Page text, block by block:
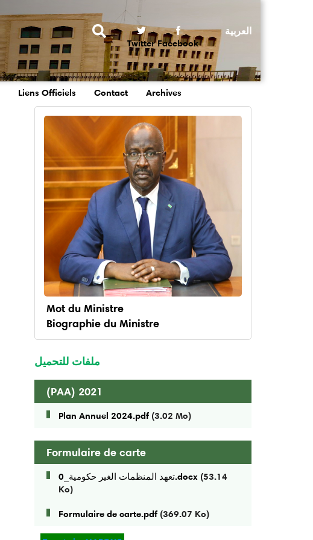
Rechercher
Twitter Facebook
Liens Officiels Contact Archives
menu
ministre
Mot du Ministre
Biographie du Ministre
ملفات للتحميل
(PAA) 2021
Plan Annuel 2024.pdf (3.02 Mo)
Formulaire de carte
تعهد المنظمات الغير حكومية_0.docx (53.14
Ko)
Formulaire de carte.pdf (369.07 Ko)